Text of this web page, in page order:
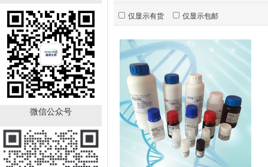
微信公众号
天青C；BS，40%
7（KL1091S）
￥150.00
已有20人购买
仅显示有货 仅显示包邮